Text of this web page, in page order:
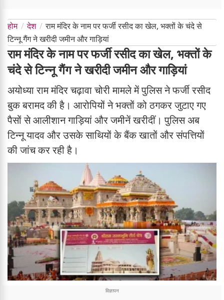
होम देश
राम मंदिर के नाम पर फर्जी रसीद का खेल, भक्तों के चंदे से
टिन्नू गैंग ने खरीदी जमीन और गाड़ियां
राम मंदिर के नाम पर फर्जी रसीद का खेल, भक्तों के
चंदे से टिन्नू गैंग ने खरीदी जमीन और गाड़ियां
अयोध्या राम मंदिर चढ़ावा चोरी मामले में पुलिस ने फर्जी रसीद
बुक बरामद की है। आरोपियों ने भक्तों को ठगकर जुटाए गए
पैसों से आलीशान गाड़ियां और जमीनें खरीदीं। पुलिस अब
टिन्नू यादव और उसके साथियों के बैंक खातों और संपत्तियों
की जांच कर रही है।